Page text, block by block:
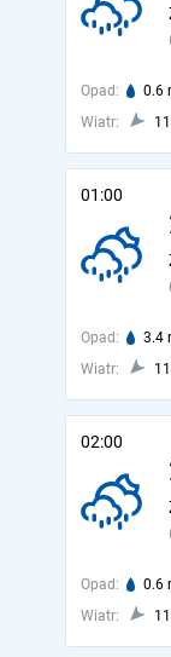
Opad: 0.6
Wiatr:
01:00
Opad: 3.4
Wiatr:
02:00
Opad: 0.6
Wiatr: